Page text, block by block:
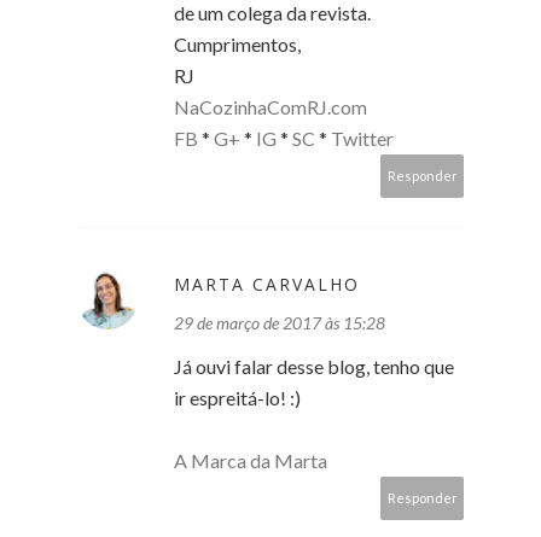
de um colega da revista.
Cumprimentos,
RJ
NaCozinhaComRJ.com
FB * G+ * IG * SC * Twitter
Responder
MARTA CARVALHO
29 de março de 2017 às 15:28
Já ouvi falar desse blog, tenho que
ir espreitá-lo! :)
A Marca da Marta
Responder